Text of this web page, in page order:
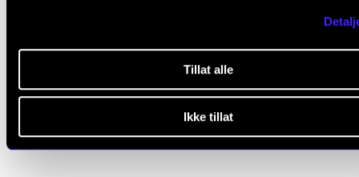
Tillat alle
Ikke tillat
Applikasjoner og hurtigtaster